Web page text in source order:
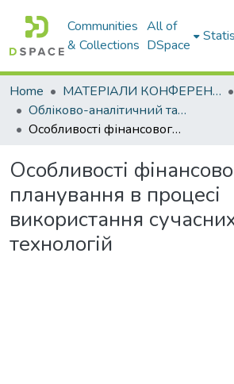
Communities
& Collections
All of
DSpace
Home МАТЕРІАЛИ КОНФЕРЕНЦІЙ
Обліково-аналітичний та економіко-фінансовий інструментарій управління сучасним підприємством: міжнародний досвід
Особливості фінансового планування в процесі використання сучасних технологій
Особливості
планування в процесі
використання
технологій